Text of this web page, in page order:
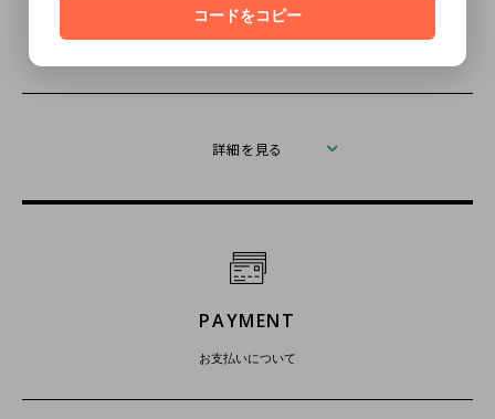
RETURN
詳細を見る
PAYMENT
お支払いについて
コードをコピー